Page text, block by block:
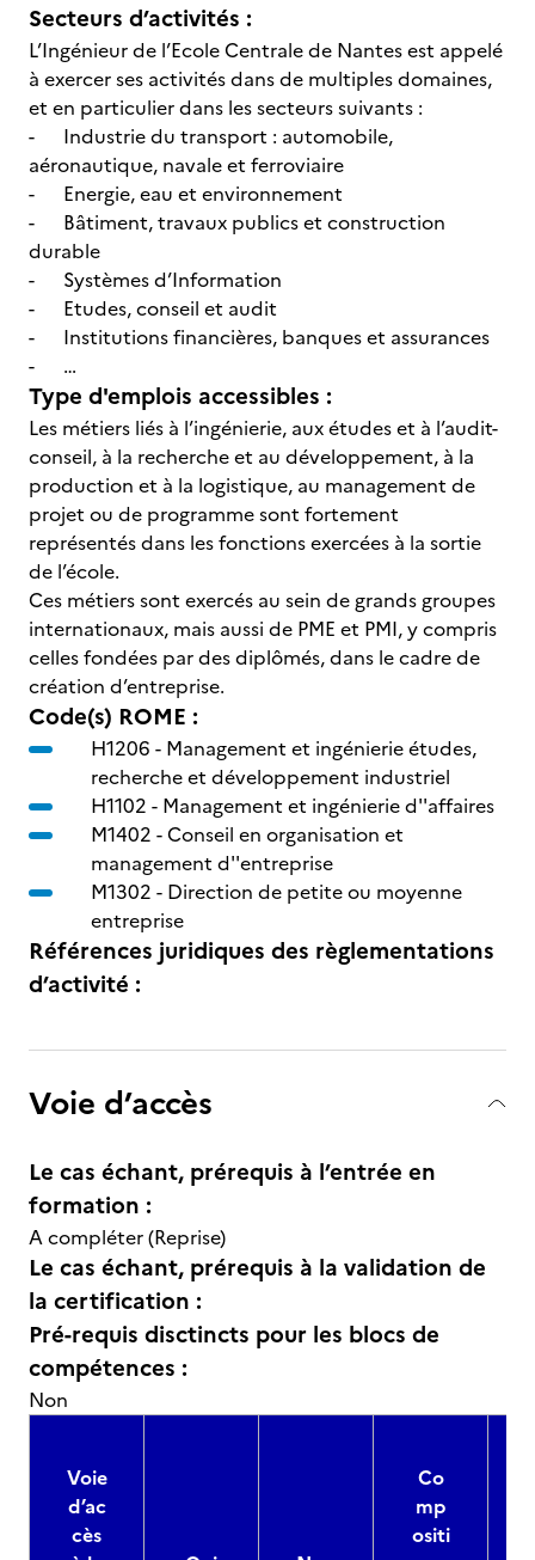
Secteurs d’activités :
L’Ingénieur de l’Ecole Centrale de Nantes est appelé
à exercer ses activités dans de multiples domaines,
et en particulier dans les secteurs suivants :
- Industrie du transport : automobile,
aéronautique, navale et ferroviaire
- Energie, eau et environnement
- Bâtiment, travaux publics et construction
durable
- Systèmes d’Information
- Etudes, conseil et audit
- Institutions financières, banques et assurances
- …
Type d'emplois accessibles :
Les métiers liés à l’ingénierie, aux études et à l’audit-
conseil, à la recherche et au développement, à la
production et à la logistique, au management de
projet ou de programme sont fortement
représentés dans les fonctions exercées à la sortie
de l’école.
Ces métiers sont exercés au sein de grands groupes
internationaux, mais aussi de PME et PMI, y compris
celles fondées par des diplômés, dans le cadre de
création d’entreprise.
Code(s) ROME :
H1206 - Management et ingénierie études,
recherche et développement industriel
H1102 - Management et ingénierie d''affaires
M1402 -Conseil en organisation et
management d''entreprise
M1302 - Direction de petite ou moyenne
entreprise
Références juridiques des règlementations
d’activité :
Voie d’accès
Le cas échant, prérequis à l’entrée en
formation :
A compléter (Reprise)
Le cas échant, prérequis à la validation de
la certification :
Pré-requis disctincts pour les blocs de
compétences :
Non
Voie
d’ac
cès
Co
mp
ositi